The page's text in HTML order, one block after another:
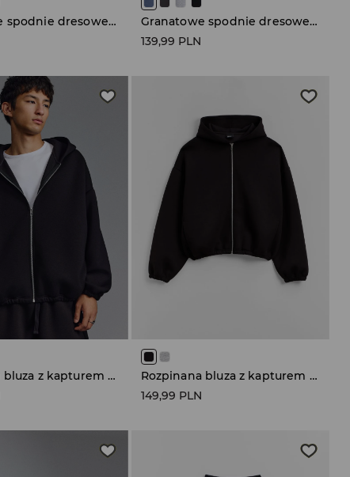
Granatowe spodnie dresowe super baggy fit
Granatowe spodnie dresowe super baggy fit
139,99 PLN
Rozpinana bluza z kapturem czarna
Rozpinana bluza z kapturem czarna
149,99 PLN